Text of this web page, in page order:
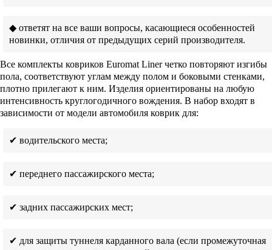
◆ ответят на все ваши вопросы, касающиеся особенностей
новинки, отличия от предыдущих серий производителя.
Все комплекты ковриков Euromat Liner четко повторяют изгибы
пола, соответствуют углам между полом и боковыми стенками,
плотно прилегают к ним. Изделия ориентированы на любую
интенсивность круглогодичного вождения. В набор входят в
зависимости от модели автомобиля коврик для:
✔ водительского места;
✔ переднего пассажирского места;
✔ задних пассажирских мест;
✔ для защиты туннеля карданного вала (если промежуточная